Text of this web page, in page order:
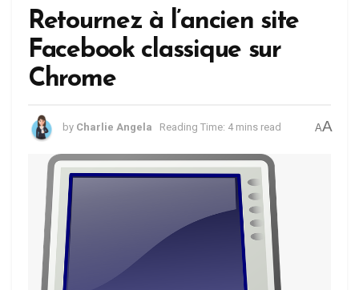
Retournez à l’ancien site
Facebook classique sur
Chrome
by Charlie Angela Reading Time: 4 mins read AA